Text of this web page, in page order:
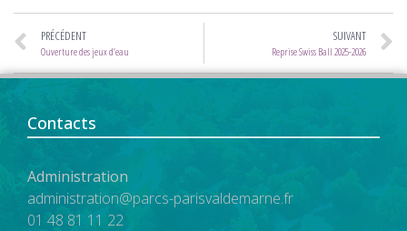
PRÉCÉDENT
Ouverture des jeux d’eau
SUIVANT
Reprise Swiss Ball 2025-2026
Contacts
Administration
administration@parcs-parisvaldemarne.fr
01 48 81 11 22